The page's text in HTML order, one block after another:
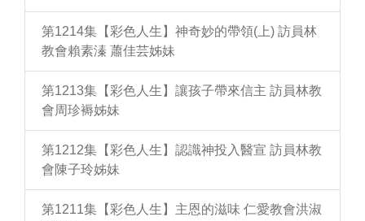
第1214集【彩色人生】神奇妙的帶領(上) 訪員林
教會賴素溱 蕭佳芸姊妹
第1213集【彩色人生】讓孩子帶來信主 訪員林教
會周珍褥姊妹
第1212集【彩色人生】認識神投入醫宣 訪員林教
會陳子玲姊妹
第1211集【彩色人生】主恩的滋味 仁愛教會洪淑